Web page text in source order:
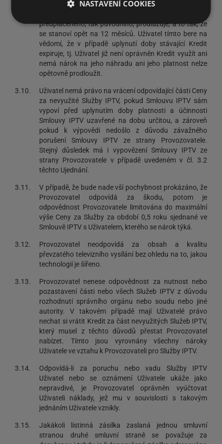
uplynutím 12 měsíční doby původně předplaceného
předplaceného, tak původního, prodlužuje, a to tak, že
se stanoví opět na 12 měsíců. Uživatel tímto bere na
vědomí, že v případě uplynutí doby stávající Kredit
expiruje, tj. Uživatel již není oprávněn Kredit využít ani
nemá nárok na jeho náhradu ani jeho platnost nelze
opětovně prodloužit.
3.10.
Uživatel nemá právo na vrácení odpovídající části Ceny
za nevyužité Služby IPTV, pokud Smlouvu IPTV sám
vypoví před uplynutím doby platnosti a účinnosti
Smlouvy IPTV uzavřené na dobu určitou, a zároveň
pokud k výpovědi nedošlo z důvodu závažného
porušení Smlouvy IPTV ze strany Provozovatele.
Stejný důsledek má i vypovězení Smlouvy IPTV ze
strany Provozovatele v případě uvedeném v čl. 3.2
těchto Ujednání.
3.11.
V případě, že bude nade vší pochybnost prokázáno, že
Provozovatel odpovídá za škodu, potom je
odpovědnost Provozovatele limitována do maximální
výše Ceny za Služby za období 0,5 roku sjednané ve
Smlouvě IPTV s Uživatelem, kterého se nárok týká.
3.12.
Provozovatel neodpovídá za obsah a kvalitu
převzatého televizního vysílání bez ohledu na to, jakou
technologií je šířeno.
3.13.
Provozovatel nenese odpovědnost za nutnost nebo
pozastavení části nebo všech Služeb IPTV z důvodu
rozhodnutí správního orgánu nebo soudu nebo jiné
autority. V takovém případě mají Uživatelé právo
nechat si vrátit Kredit za část nevyužitých Služeb IPTV,
který musel z těchto důvodů přestat Provozovatel
nabízet. Tímto jsou vyrovnány všechny nároky
Uživatele ve vztahu k Provozovateli pro Služby IPTV.
3.14.
Odpovídá-li za poruchu nebo vadu Služby IPTV
Uživatel nebo se oznámení Uživatele ukáže jako
nepravdivé, je Provozovatel oprávněn vyúčtovat
Uživateli náklady, jež mu v souvislosti s takovým
jednáním Uživatele vznikly.
3.15.
Jakákoli listinná zásilka zaslaná jednou smluvní
stranou druhé smluvní straně se považuje za
NASTAVENÍ COOKIES